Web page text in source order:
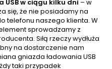
w ciągu kilku dni – w
się, że nie posiadamy na
telefonu naszego klienta. W
sprowadzamy z
Siłą rzeczy wydłuża
na dostarczenie nam
gniazda ładowania USB
taki przypadek